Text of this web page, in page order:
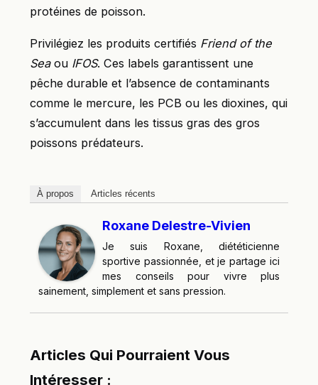
protéines de poisson.
Privilégiez les produits certifiés Friend of the
Seaou IFOS. Ces labels garantissent une
pêche durable et l’absence de contaminants
comme le mercure, les PCB ou les dioxines, qui
s’accumulent dans les tissus gras des gros
poissons prédateurs.
À propos Articles récents
Roxane Delestre-Vivien
Je suis Roxane, diététicienne
sportive passionnée, et je partage ici
mes conseils pour vivre plus
sainement, simplement et sans pression.
Articles Qui Pourraient Vous
Intéresser :